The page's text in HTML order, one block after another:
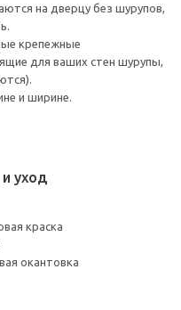
на дверцу без шурупов,
крепежные
для ваших стен шурупы,
и ширине.
уход
краска
окантовка